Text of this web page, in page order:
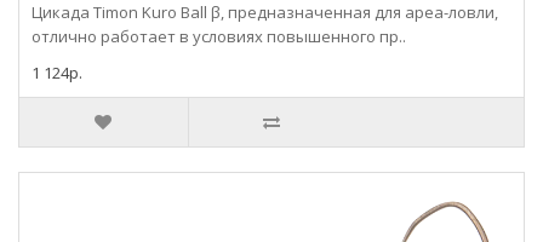
Цикада Timon Kuro Ball β, предназначенная для ареа-ловли,
отлично работает в условиях повышенного пр..
1 124р.